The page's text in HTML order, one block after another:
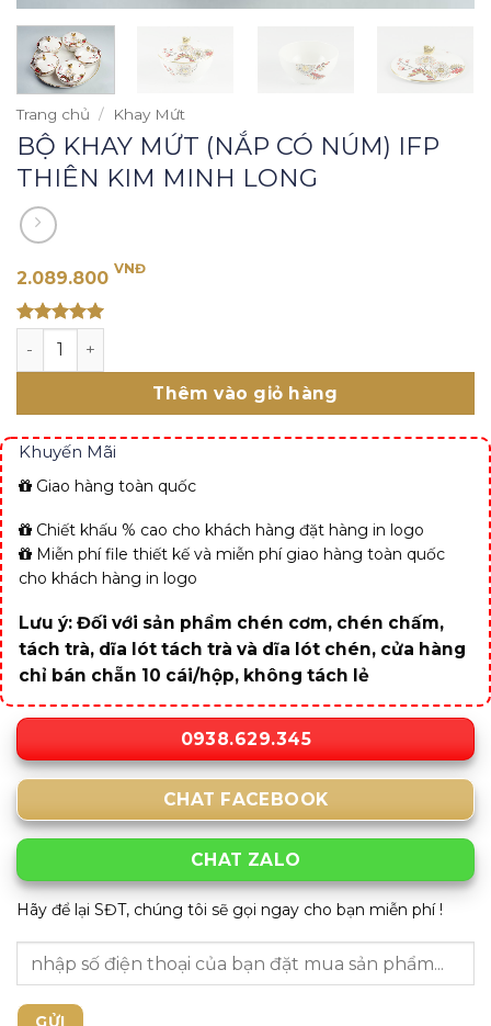
Trang chủ / Khay Mứt
BỘ KHAY MỨT (NẮP CÓ NÚM) IFP
THIÊN KIM MINH LONG
2.089.800 VNĐ
out of 5
BỘ KHAY MỨT (NẮP CÓ NÚM) IFP THIÊN KIM MINH
Thêm vào giỏ hàng
Khuyến Mãi
Giao hàng toàn quốc
Chiết khấu % cao cho khách hàng đặt hàng in logo
Miễn phí file thiết kế và miễn phí giao hàng toàn quốc
cho khách hàng in logo
Lưu ý: Đối với sản phẩm chén cơm, chén chấm,
tách trà, dĩa lót tách trà và dĩa lót chén, cửa hàng
chỉ bán chẵn 10 cái/hộp, không tách lẻ
0938.629.345
CHAT FACEBOOK
CHAT ZALO
Hãy để lại SĐT, chúng tôi sẽ gọi ngay cho bạn miễn phí !